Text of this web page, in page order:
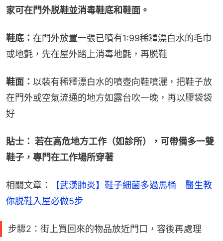
家可在門外脱鞋並消毒鞋底和鞋面。
鞋底： 在門外放置一張已噴有1:99稀釋漂白水的毛巾
或地氈，先在屋外踏上消毒地氈，再脱鞋
鞋面： 以裝有稀釋漂白水的噴壺向鞋噴灑，把鞋子放
在門外或空氣流通的地方如露台吹一晚，再以膠袋袋
好
貼士： 若在高危地方工作（如診所），可帶備多一雙
鞋子，專門在工作場所穿著
相關文章：
【武漢肺炎】鞋子細菌多過馬桶　醫生教
你脱鞋入屋必做5步
步驟2：街上買回來的物品放近門口，容後再處理